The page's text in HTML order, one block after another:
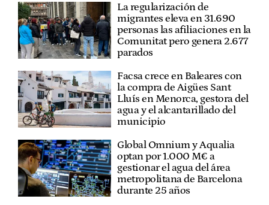
La regularización de
migrantes eleva en 31.690
personas las afiliaciones en la
Comunitat pero genera 2.677
parados
Facsa crece en Baleares con
la compra de Aigües Sant
Lluís en Menorca, gestora del
agua y el alcantarillado del
municipio
Global Omnium y Aqualia
optan por 1.000 M€ a
gestionar el agua del área
metropolitana de Barcelona
durante 25 años